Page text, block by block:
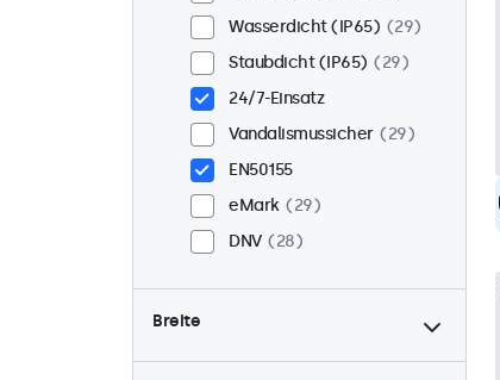
Wasserdicht (IP65)
29
Staubdicht (IP65)
29
24/7-Einsatz
Vandalismussicher
29
EN50155
eMark
29
DNV
28
Breite